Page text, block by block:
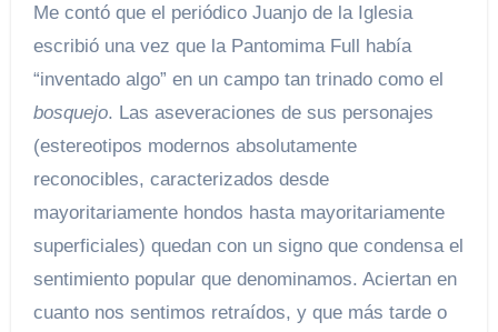
Me contó que el periódico Juanjo de la Iglesia
escribió una vez que la Pantomima Full había
“inventado algo” en un campo tan trinado como el
bosquejo. Las aseveraciones de sus personajes
(estereotipos modernos absolutamente
reconocibles, caracterizados desde
mayoritariamente hondos hasta mayoritariamente
superficiales) quedan con un signo que condensa el
sentimiento popular que denominamos. Aciertan en
cuanto nos sentimos retraídos, y que más tarde o